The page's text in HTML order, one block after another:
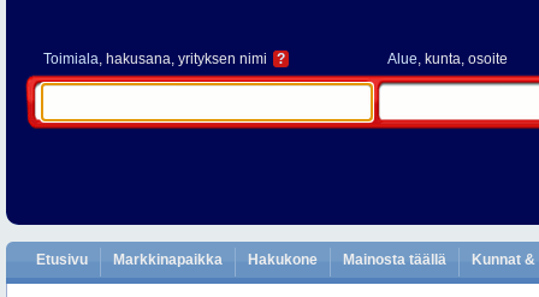
Toimiala, hakusana, yrityksen nimi ? Alue, kunta, osoite
Etusivu Markkinapaikka Hakukone Mainosta täällä Kunnat